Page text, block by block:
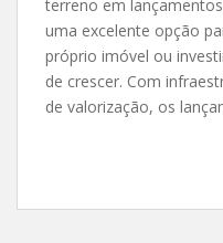
terreno em
uma excelente opção
próprio imóvel ou
de crescer. Com
de valorização, os